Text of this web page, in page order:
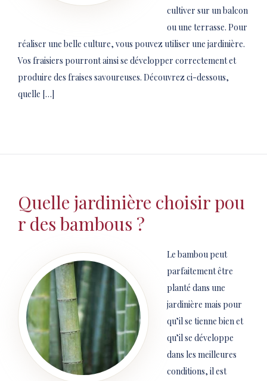
cultiver sur un balcon
ou une terrasse. Pour
réaliser une belle culture, vous pouvez utiliser une jardinière.
Vos fraisiers pourront ainsi se développer correctement et
produire des fraises savoureuses. Découvrez ci-dessous,
quelle […]
Quelle jardinière choisir pou
r des bambous ?
Le bambou peut
parfaitement être
planté dans une
jardinière mais pour
qu’il se tienne bien et
qu’il se développe
dans les meilleures
conditions, il est